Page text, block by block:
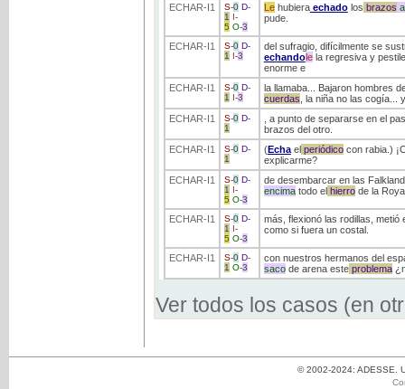
ECHAR-I1 S-0 D-
1 I-
5 O-3
Lehubieraechadolos brazos
pude.
ECHAR-I1 S-0 D-
1 I-3
del sufragio, difícilmente se
echandolela regresiva y
enorme e
ECHAR-I1 S-0 D-
1 I-3
la llamaba... Bajaron hombres
cuerdas , la niña no las
ECHAR-I1 S-0 D-
1
, a punto de separarse en el
brazos del otro.
ECHAR-I1 S-0 D-
1
(Echaelperiódicocon rabia.)
explicarme?
ECHAR-I1 S-0 D-
1 I-
5 O-3
de desembarcar en las
encimatodo elhierrode la
ECHAR-I1 S-0 D-
1 I-
5 O-3
más, flexionó las rodillas,
como si fuera un costal.
ECHAR-I1 S-0 D-
1 O-3
con nuestros hermanos del
sacode arena esteproblema
Ver todos los casos (en
© 2002-2024: ADESSE.